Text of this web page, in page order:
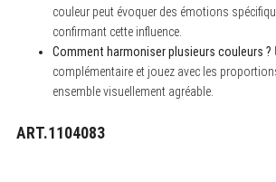
couleur peut évoquer des émotions
confirmant cette influence.
Comment harmoniser plusieurs couleurs ?
complémentaire et jouez avec les
ensemble visuellement agréable.
ART.1104083